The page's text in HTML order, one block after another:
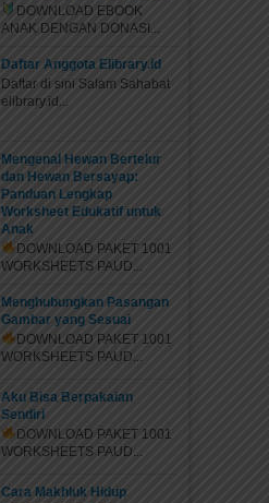
DOWNLOAD EBOOK
ANAK DENGAN DONASI...
Daftar Anggota Elibrary.id
Daftar di sini Salam Sahabat
elibrary.id...
Mengenal Hewan Bertelur
dan Hewan Bersayap:
Panduan Lengkap
Worksheet Edukatif untuk
Anak
DOWNLOAD PAKET 1001
WORKSHEETS PAUD...
Menghubungkan Pasangan
Gambar yang Sesuai
DOWNLOAD PAKET 1001
WORKSHEETS PAUD...
Aku Bisa Berpakaian
Sendiri
DOWNLOAD PAKET 1001
WORKSHEETS PAUD...
Cara Makhluk Hidup